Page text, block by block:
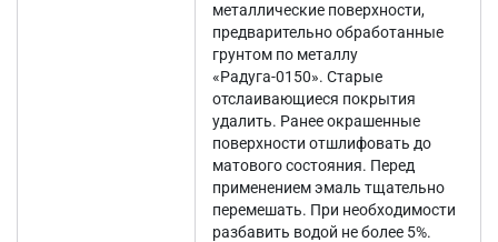
металлические поверхности,
предварительно обработанные
грунтом по металлу
«Радуга-0150». Старые
отслаивающиеся покрытия
удалить. Ранее окрашенные
поверхности отшлифовать до
матового состояния. Перед
применением эмаль тщательно
перемешать. При необходимости
разбавить водой не более 5%.